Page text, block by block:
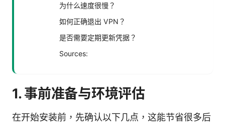
为什么速度很慢？
如何正确退出 VPN？
是否需要定期更新凭据？
Sources:
1. 事前准备与环境评估
在开始安装前，先确认以下几点，这能节省很多后